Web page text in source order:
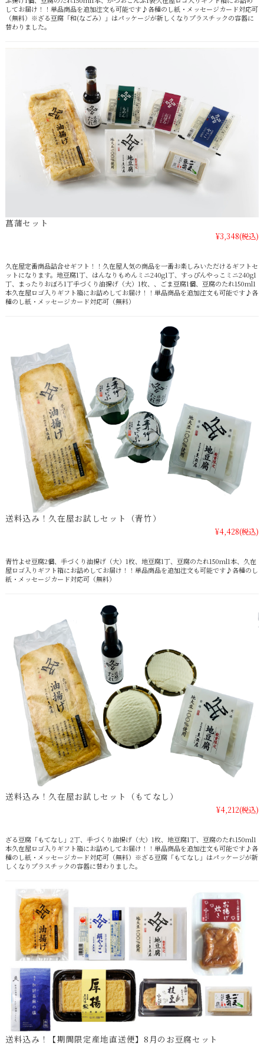
してお届け！！単品商品を追加注文も可能です♪各種のし紙・メッセージカード対応可
（無料）※ざる豆腐「和(なごみ）」はパッケージが新しくなりプラスチックの容器に
替わりました。
菖蒲セット
¥3,348(税込)
久在屋定番商品詰合せギフト！！久在屋人気の商品を一番お楽しみいただけるギフトセ
ットになります。地豆腐1丁、はんなりもめんミニ240g1丁、すっぴんやっこミニ240g1
丁、まったりおぼろ1丁手づくり油揚げ（大）1枚、、ごま豆腐1個、豆腐のたれ150ml1
本久在屋ロゴ入りギフト箱にお詰めしてお届け！！単品商品を追加注文も可能です♪各
種のし紙・メッセージカード対応可（無料）
送料込み！久在屋お試しセット（青竹）
¥4,428(税込)
青竹よせ豆腐2個、手づくり油揚げ（大）1枚、地豆腐1丁、豆腐のたれ150ml1本、久在
屋ロゴ入りギフト箱にお詰めしてお届け！！単品商品を追加注文も可能です♪各種のし
紙・メッセージカード対応可（無料）
送料込み！久在屋お試しセット（もてなし）
¥4,212(税込)
ざる豆腐「もてなし」2丁、手づくり油揚げ（大）1枚、地豆腐1丁、豆腐のたれ150ml1
本久在屋ロゴ入りギフト箱にお詰めしてお届け！！単品商品を追加注文も可能です♪各
種のし紙・メッセージカード対応可（無料）※ざる豆腐「もてなし」はパッケージが新
しくなりプラスチックの容器に替わりました。
送料込み！【期間限定産地直送便】8月のお豆腐セット